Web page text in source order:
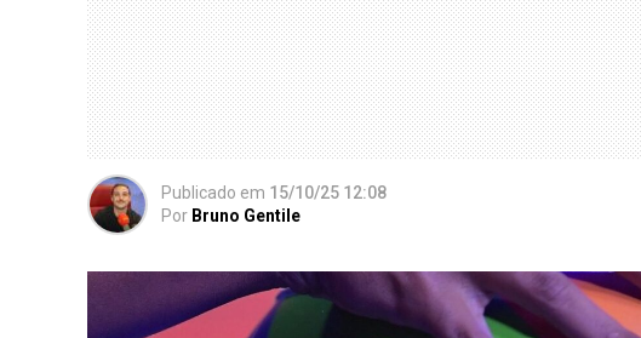
Publicado em 15/10/25 12:08
Por Bruno Gentile